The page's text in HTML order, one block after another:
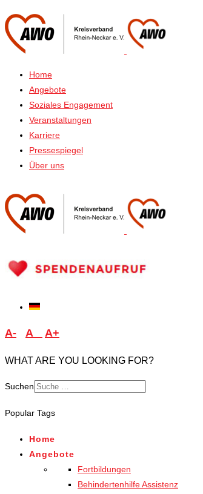
Home
Angebote
Soziales Engagement
Veranstaltungen
Karriere
Pressespiegel
Über uns
A- A A+
WHAT ARE YOU LOOKING FOR?
Suchen
Popular Tags
Home
Angebote
Fortbildungen
Behindertenhilfe Assistenz